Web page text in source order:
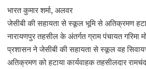
भारत कुमार शर्मा, अलवर
जेसीबी की सहायता से स्कूल भूमि से अतिक्रमण
नारायणपुर तहसील के अंतर्गत ग्राम पंचायत गरिमा
प्रशासन ने जेसीबी की सहायता से स्कूल वह
अतिक्रमण को हटाया कार्यवाहक तहसीलदार